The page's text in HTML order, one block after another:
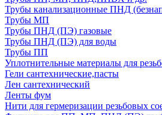
Трубы канализационные ПНД
Трубы МП
Трубы ПНД (ПЭ) газовые
Трубы ПНД (ПЭ) для воды
Трубы ПП
Уплотнительные материалы для
Гели сантехнические,пасты
Лен сантехнический
Ленты фум
Нити для гермеризации резьбовых